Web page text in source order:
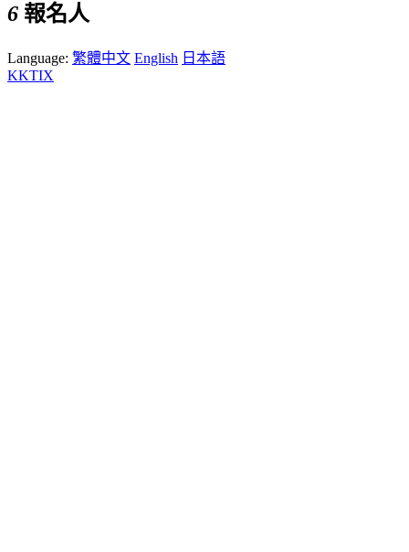
6 報名人
Language: 繁體中文 English 日本語
KKTIX